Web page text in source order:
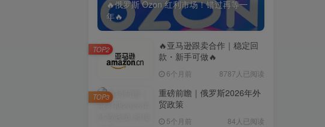
🔥俄罗斯 Ozon 红利市场！错过再等一
年🔥
🔥亚马逊跟卖合作｜稳定回
款・新手可做🔥
6个月前 8787人已阅读
TOP2
重磅前瞻｜俄罗斯2026年外
贸政策
5个月前 84人已阅读
TOP3